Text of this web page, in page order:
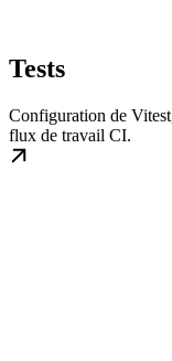
Tests
Configuration de
flux de travail CI.